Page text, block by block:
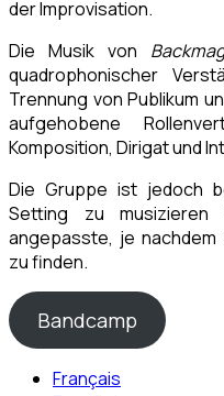
der Improvisation.
Die Musik von
quadrophonischer
Trennung von Publikum
aufgehobene
Komposition, Dirigat und
Die Gruppe ist jedoch
Setting zu
angepasste, je
zu finden.
Bandcamp
Français